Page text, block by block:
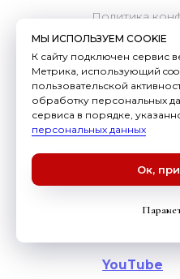
МЫ ИСПОЛЬЗУЕМ COOKIE
К сайту подключен сервис
Метрика, использующий
пользовательской
обработку персональных
сервиса в порядке,
персональных данных
Ок,